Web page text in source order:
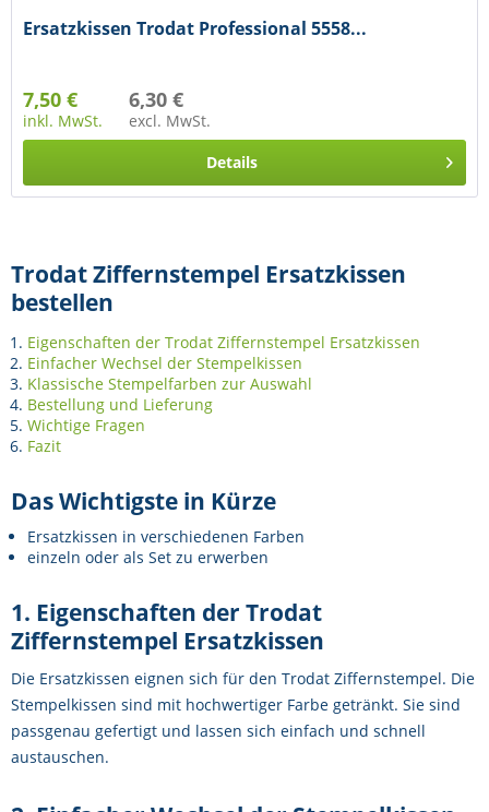
Ersatzkissen Trodat Professional 5558...
7,50 €
inkl. MwSt.
6,30 €
excl. MwSt.
Details
Trodat Ziffernstempel Ersatzkissen
bestellen
Eigenschaften der Trodat Ziffernstempel Ersatzkissen
Einfacher Wechsel der Stempelkissen
Klassische Stempelfarben zur Auswahl
Bestellung und Lieferung
Wichtige Fragen
Fazit
Das Wichtigste in Kürze
Ersatzkissen in verschiedenen Farben
einzeln oder als Set zu erwerben
1. Eigenschaften der Trodat
Ziffernstempel Ersatzkissen
Die Ersatzkissen eignen sich für den Trodat Ziffernstempel. Die
Stempelkissen sind mit hochwertiger Farbe getränkt. Sie sind
passgenau gefertigt und lassen sich einfach und schnell
austauschen.